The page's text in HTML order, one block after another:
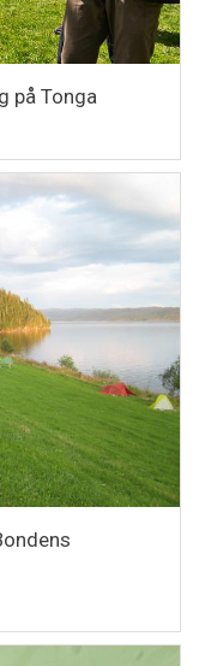
på Tonga